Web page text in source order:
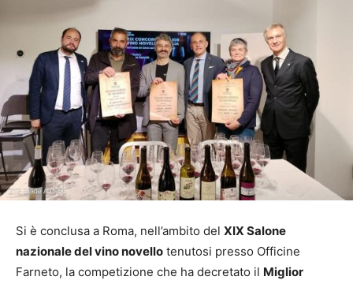
Si è conclusa a Roma, nell’ambito del XIX Salone
nazionale del vino novello tenutosi presso Officine
Farneto, la competizione che ha decretato il Miglior